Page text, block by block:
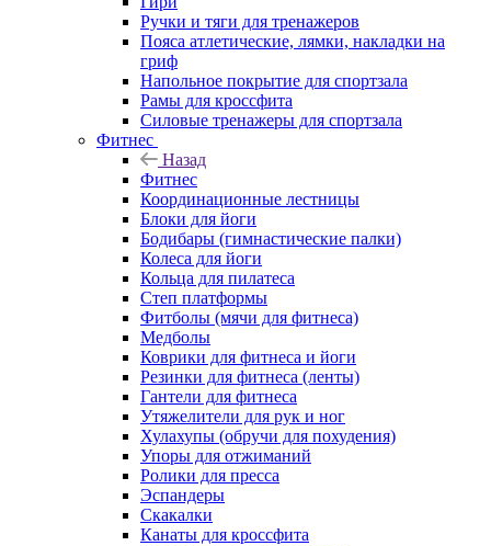
Ручки и тяги для тренажеров
Пояса атлетические, лямки, накладки на
гриф
Напольное покрытие для спортзала
Рамы для кроссфита
Силовые тренажеры для спортзала
Фитнес
Назад
Фитнес
Координационные лестницы
Блоки для йоги
Бодибары (гимнастические палки)
Колеса для йоги
Кольца для пилатеса
Степ платформы
Фитболы (мячи для фитнеса)
Медболы
Коврики для фитнеса и йоги
Резинки для фитнеса (ленты)
Гантели для фитнеса
Утяжелители для рук и ног
Хулахупы (обручи для похудения)
Упоры для отжиманий
Ролики для пресса
Эспандеры
Скакалки
Канаты для кроссфита